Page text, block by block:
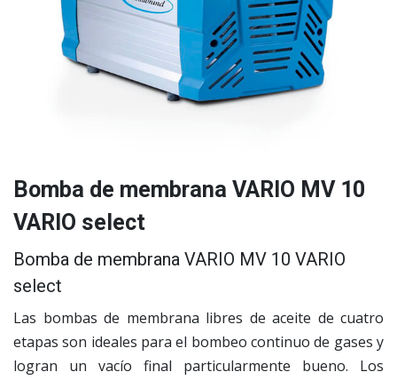
Bomba de membrana VARIO MV 10
VARIO select
Bomba de membrana VARIO MV 10 VARIO
select
Las bombas de membrana libres de aceite de cuatro
etapas son ideales para el bombeo continuo de gases y
logran un vacío final particularmente bueno. Los